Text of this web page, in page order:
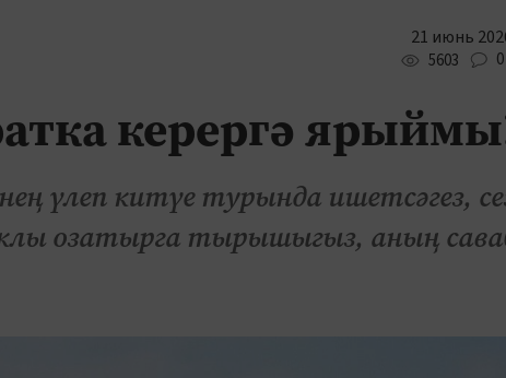
21 июнь
5603 0
керергә
үлеп китүе турында ишетсәгез,
озатырга тырышыгыз, аның